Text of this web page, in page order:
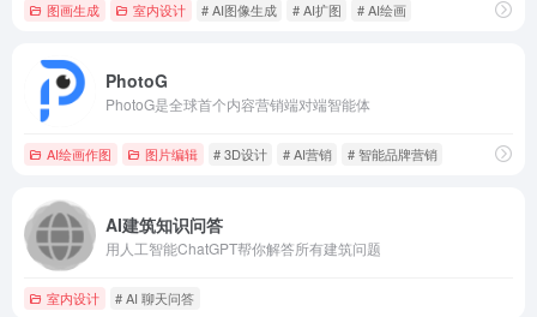
图画生成 室内设计 # AI图像生成 # AI扩图 # AI绘画
PhotoG
PhotoG是全球首个内容营销端对端智能体
AI绘画作图 图片编辑 # 3D设计 # AI营销 # 智能品牌营销
AI建筑知识问答
用人工智能ChatGPT帮你解答所有建筑问题
室内设计 # AI 聊天问答